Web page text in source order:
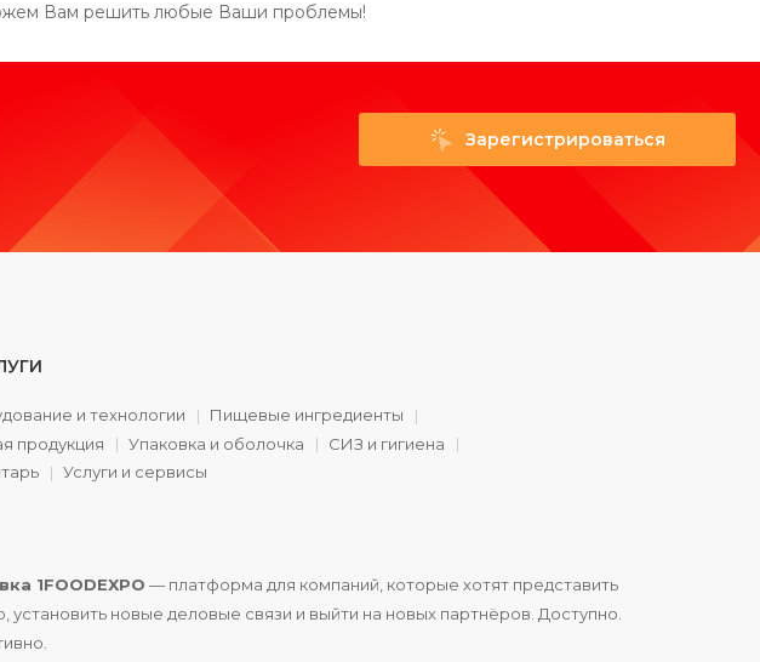
Вам решить любые Ваши проблемы!
Зарегистрироваться
и технологии
Пищевые ингредиенты
продукция
Упаковка и оболочка
СИЗ и гигиена
Услуги и сервисы
1FOODEXPO — платформа для компаний, которые хотят представить
установить новые деловые связи и выйти на новых партнёров. Доступно.